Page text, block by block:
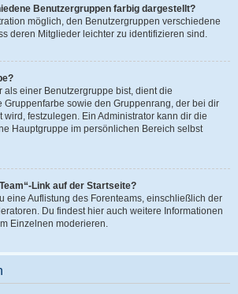
Benutzergruppen farbig dargestellt?
möglich, den Benutzergruppen verschiedene
deren Mitglieder leichter zu identifizieren sind.
als einer Benutzergruppe bist, dient die
Gruppenfarbe sowie den Gruppenrang, der bei dir
festzulegen. Ein Administrator kann dir die
Hauptgruppe im persönlichen Bereich selbst
Link auf der Startseite?
eine Auflistung des Forenteams, einschließlich der
Du findest hier auch weitere Informationen
Einzelnen moderieren.